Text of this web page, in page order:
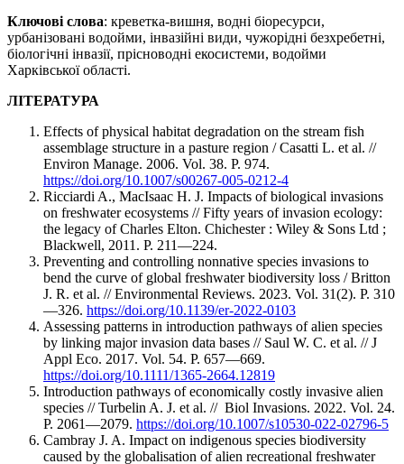
Ключові слова: креветка-вишня, водні біоресурси,
урбанізовані водойми, інвазійні види, чужорідні безхребетні,
біологічні інвазії, прісноводні екосистеми, водойми
Харківської області.
ЛІТЕРАТУРА
Effects of physical habitat degradation on the stream fish
assemblage structure in a pasture region / Casatti L. et al. //
Environ Manage. 2006. Vol. 38. P. 974.
https://doi.org/10.1007/s00267-005-0212-4
Ricciardi A., MacIsaac H. J. Impacts of biological invasions
on freshwater ecosystems // Fifty years of invasion ecology:
the legacy of Charles Elton. Chichester : Wiley & Sons Ltd ;
Blackwell, 2011. P. 211—224.
Preventing and controlling nonnative species invasions to
bend the curve of global freshwater biodiversity loss / Britton
J. R. et al. // Environmental Reviews. 2023. Vol. 31(2). P. 310
—326. https://doi.org/10.1139/er-2022-0103
Assessing patterns in introduction pathways of alien species
by linking major invasion data bases // Saul W. C. et al. // J
Appl Eco. 2017. Vol. 54. P. 657—669.
https://doi.org/10.1111/1365-2664.12819
Introduction pathways of economically costly invasive alien
species // Turbelin A. J. et al. // Biol Invasions. 2022. Vol. 24.
P. 2061—2079. https://doi.org/10.1007/s10530-022-02796-5
Cambray J. A. Impact on indigenous species biodiversity
caused by the globalisation of alien recreational freshwater